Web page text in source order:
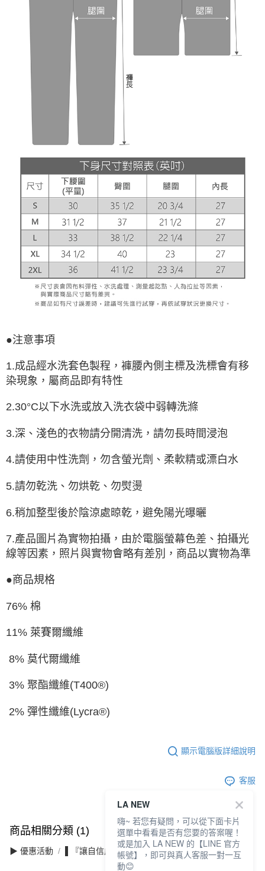
●注意事項
1.成品經水洗套色製程，褲腰內側主標及洗標會有移
染現象，屬商品即有特性
2.30°C以下水洗或放入洗衣袋中弱轉洗滌
3.深、淺色的衣物請分開清洗，請勿長時間浸泡
4.請使用中性洗劑，勿含螢光劑、柔軟精或漂白水
5.請勿乾洗、勿烘乾、勿熨燙
6.稍加整型後於陰涼處晾乾，避免陽光曝曬
7.產品圖片為實物拍攝，由於電腦螢幕色差、拍攝光
線等因素，照片與實物會略有差別，商品以實物為準
●商品規格
76% 棉
11% 萊賽爾纖維
8% 莫代爾纖維
3% 聚酯纖維(T400®)
2% 彈性纖維(Lycra®)
顯示電腦版詳細說明
客服
商品相關分類 (1)
▶ 優惠活動 ▌『讓自信成為日常』滿件最高3折
LA NEW
嗨~ 若您有疑問，可以從下面卡片
選單中看看是否有您要的答案喔！
或是加入 LA NEW 的【LINE 官方
帳號】，即可與真人客服一對一互
動😊